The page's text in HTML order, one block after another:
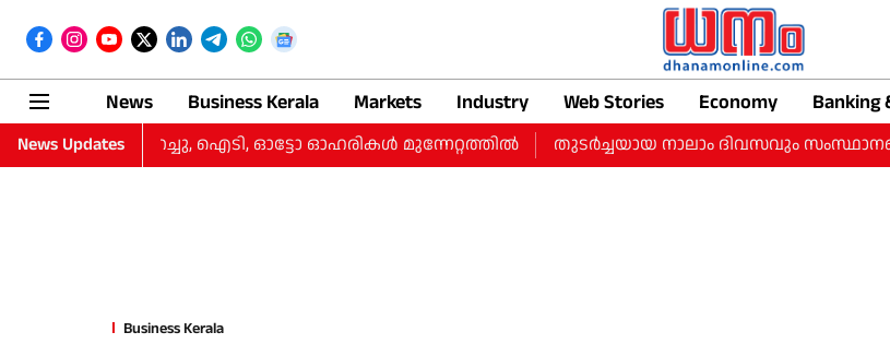
News Business Kerala Markets Industry Web Stories Economy Banking
News Updates
നഷ്‌ടം കുറച്ചു, ഐടി, ഓട്ടോ ഓഹരികള്‍ മുന്നേറ്റത്തില്‍ തുടർച്ചയായ നാലാം ദിവസവും സംസ്ഥാനത്തെ
Business Kerala